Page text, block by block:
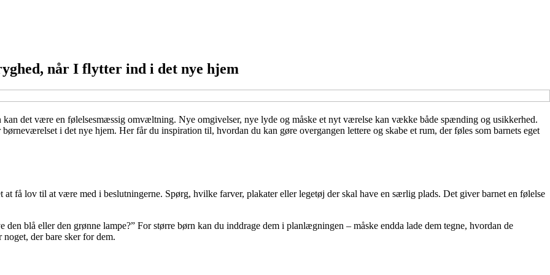
når I flytter ind i det nye hjem
det være en følelsesmæssig omvæltning. Nye omgivelser, nye lyde og måske et nyt værelse kan vække både spænding og usikkerhed.
i det nye hjem. Her får du inspiration til, hvordan du kan gøre overgangen lettere og skabe et rum, der føles som barnets eget
få lov til at være med i beslutningerne. Spørg, hvilke farver, plakater eller legetøj der skal have en særlig plads. Det giver barnet en følelse
blå eller den grønne lampe?” For større børn kan du inddrage dem i planlægningen – måske endda lade dem tegne, hvordan de
der bare sker for dem.